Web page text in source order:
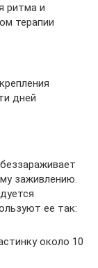
ритма и
терапии
дней
заживлению.
ее так:
около 10